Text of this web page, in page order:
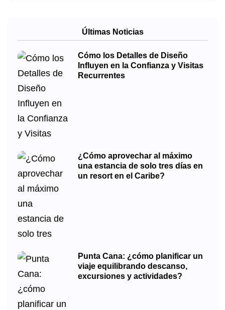
Últimas Noticias
Cómo los Detalles de Diseño
Influyen en la Confianza y Visitas
Recurrentes
¿Cómo aprovechar al máximo
una estancia de solo tres días en
un resort en el Caribe?
Punta Cana: ¿cómo planificar un
viaje equilibrando descanso,
excursiones y actividades?